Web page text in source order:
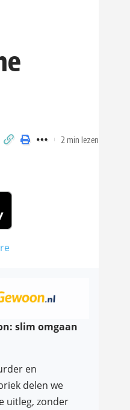
2 min lezen
slim omgaan
en
delen we
uitleg, zonder